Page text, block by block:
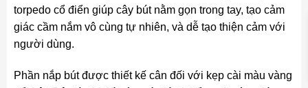
torpedo cổ điển giúp cây bút nằm gọn trong tay, tạo cảm
giác cầm nắm vô cùng tự nhiên, và dễ tạo thiện cảm với
người dùng.
Phần nắp bút được thiết kế cân đối với kẹp cài màu vàng